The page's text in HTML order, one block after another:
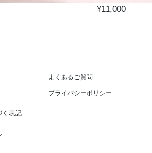
¥11,000Price
​よくあるご質問
​プライバシーポリシー
く表記